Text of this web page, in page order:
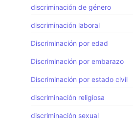
discriminación de género
discriminación laboral
Discriminación por edad
Discriminación por embarazo
Discriminación por estado civil
discriminación religiosa
discriminación sexual